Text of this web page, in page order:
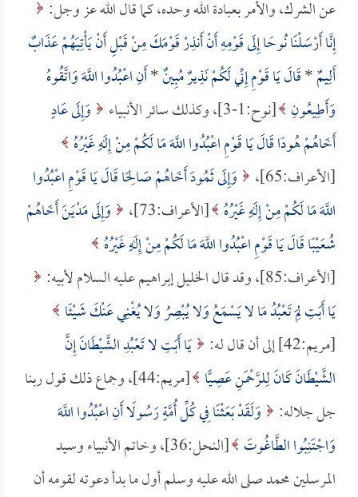
عن الشرك، والأمر بعبادة الله وحده، كما قال الله عز وجل:
إِنَّا أَرْسَلْنَا نُوحًا إِلَى قَوْمِهِ أَنْ أَنذِرْ قَوْمَكَ مِنْ قَبْلِ أَنْ يَأْتِيَهُمْ عَذَابٌ
أَلِيمٌ*قَالَ يَا قَوْمِ إِنِّي لَكُمْ نَذِيرٌ مُبِينٌ*أَنِ اعْبُدُوا اللَّهَ وَاتَّقُوهُ
وَأَطِيعُونِ [نوح:1-3]، وكذلك سائر الأنبياء
وَإِلَى عَادٍ
أَخَاهُمْ هُودًا قَالَ يَا قَوْمِ اعْبُدُوا اللَّهَ مَا لَكُمْ مِنْ إِلَهٍ غَيْرُهُ
[الأعراف:65]،
وَإِلَى ثَمُودَ أَخَاهُمْ صَالِحًا قَالَ يَا قَوْمِ اعْبُدُوا
اللَّهَ مَا لَكُمْ مِنْ إِلَهٍ غَيْرُهُ [الأعراف:73]،
وَإِلَى مَدْيَنَ أَخَاهُمْ
شُعَيْبًا قَالَ يَا قَوْمِ اعْبُدُوا اللَّهَ مَا لَكُمْ مِنْ إِلَهٍ غَيْرُهُ
[الأعراف:85]، وقد قال الخليل إبراهيم عليه السلام لأبيه:
يَا أَبَتِ لِمَ تَعْبُدُ مَا لا يَسْمَعُ وَلا يُبْصِرُ وَلا يُغْنِي عَنْكَ شَيْئًا
[مريم:42] إلى أن قال له:
يَا أَبَتِ لا تَعْبُدِ الشَّيْطَانَ إِنَّ
الشَّيْطَانَ كَانَ لِلرَّحْمَنِ عَصِيًّا
[مريم:44]، وجماع ذلك قول ربنا
جل جلاله:
وَلَقَدْ بَعَثْنَا فِي كُلِّ أُمَّةٍ رَسُولًا أَنِ اعْبُدُوا اللَّهَ
وَاجْتَنِبُوا الطَّاغُوتَ
[النحل:36]، وخاتم الأنبياء وسيد
المرسلين محمد صلى الله عليه وسلم أول ما بدأ دعوته لقومه أن